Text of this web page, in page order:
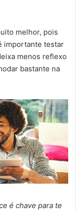
melhor, pois
importante testar
menos reflexo
bastante na
é chave para te